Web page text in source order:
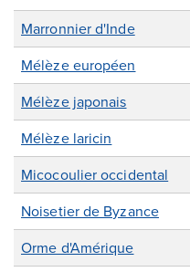
Marronnier d'Inde
Mélèze européen
Mélèze japonais
Mélèze laricin
Micocoulier occidental
Noisetier de Byzance
Orme d'Amérique